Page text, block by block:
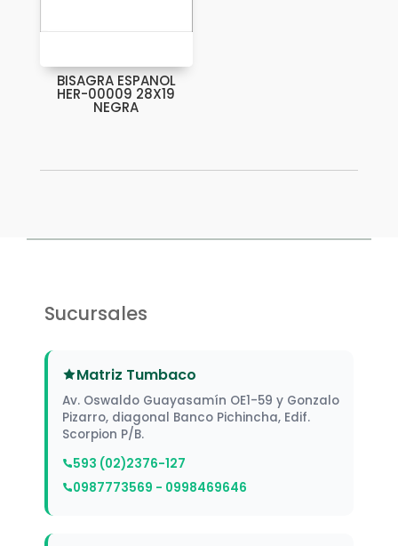
BISAGRA ESPANOL
HER-00009 28X19
NEGRA
Sucursales
Matriz Tumbaco
Av. Oswaldo Guayasamín OE1-59 y Gonzalo
Pizarro, diagonal Banco Pichincha, Edif.
Scorpion P/B.
593 (02)2376-127
0987773569 - 0998469646